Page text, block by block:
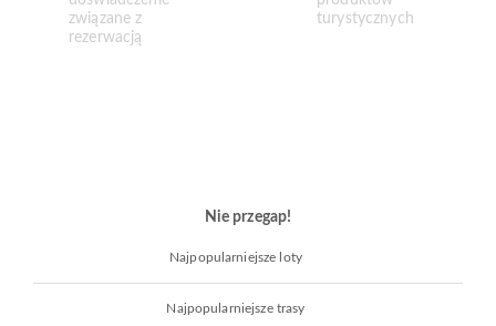
Nie przegap!
Najpopularniejsze loty
Najpopularniejsze trasy